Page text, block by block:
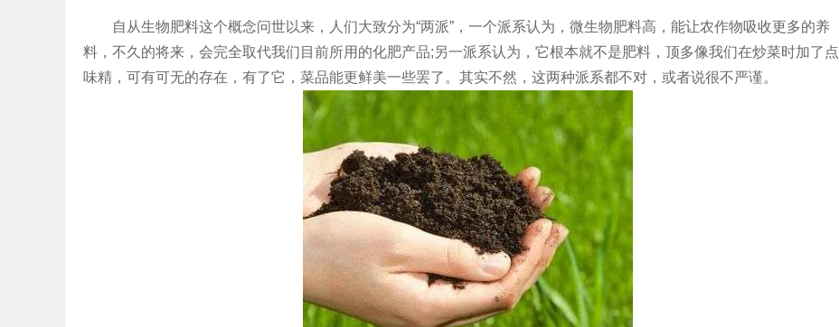
自从生物肥料这个概念问世以来，人们大致分为“两派”，一个派系认为，微生物肥料高，能让农作物吸收更多的养
料，不久的将来，会完全取代我们目前所用的化肥产品;另一派系认为，它根本就不是肥料，顶多像我们在炒菜时加了点
味精，可有可无的存在，有了它，菜品能更鲜美一些罢了。其实不然，这两种派系都不对，或者说很不严谨。